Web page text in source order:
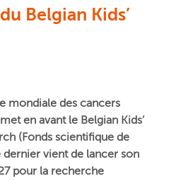
Belgian Kids’
mondiale des cancers
en avant le Belgian Kids’
(Fonds scientifique de
dernier vient de lancer son
pour la recherche